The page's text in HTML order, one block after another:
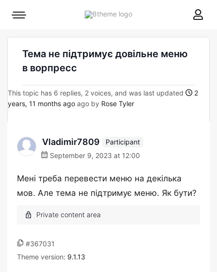
8theme
Mobile
Тема не підтримує довільне меню
в ворпресс
This topic has 6 replies, 2 voices, and was last updated
2
years, 11 months ago ago by Rose Tyler
Vladimir7809
Participant
September 9, 2023 at 12:00
Мені треба перевести меню на декілька
мов. Але тема не підтримує меню. Як бути?
#367031
Theme version: 9.1.13